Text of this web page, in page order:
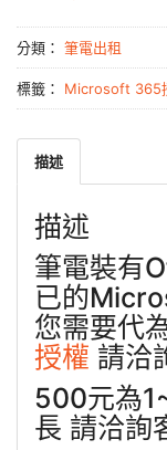
分類： 筆電出租
標籤： Microsoft 365
描述
描述
筆電裝有
已的
您需要代
授權 請洽
500元為
長 請洽詢